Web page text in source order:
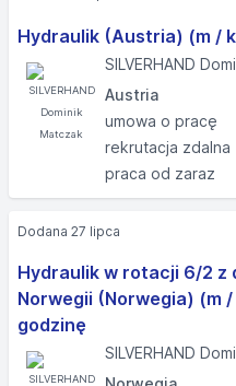
Hydraulik (Austria) (m /
SILVERHAND
Austria
umowa o pracę
rekrutacja zdalna
praca od zaraz
Hydraulik w rotacji 6/2 z
Norwegii (Norwegia) (m
godzinę
SILVERHAND
Dodana 27 lipca